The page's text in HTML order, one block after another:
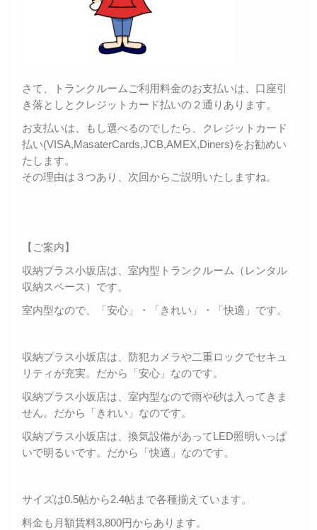
さて、トランクルームご利用料金のお支払いは、口座引
き落としとクレジットカード払いの２通りあります。
お支払いは、もし選べるのでしたら、クレジットカード
払い(VISA,MasaterCards,JCB,AMEX,Diners)をお勧めい
たします。
その理由は３つあり、次回からご説明いたしますね。
【ご案内】
収納プラス小坂店は、室内型トランクルーム（レンタル
収納スペース）です。
室内型なので、「安心」・「きれい」・「快適」です。
収納プラス小坂店は、防犯カメラや二重ロックでセキュ
リティが充実。だから「安心」なのです。
収納プラス小坂店は、室内型なので雨や砂は入ってきま
せん。だから「きれい」なのです。
収納プラス小坂店は、換気設備があってLED照明いっぱ
いで明るいです。だから「快適」なのです。
サイズは0.5帖から2.4帖まで各種揃えています。
料金も月額賃料3,800円からあります。